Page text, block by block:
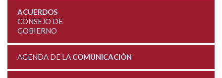
ACUERDOS
CONSEJO DE
GOBIERNO
AGENDA DE LA COMUNICACIÓN